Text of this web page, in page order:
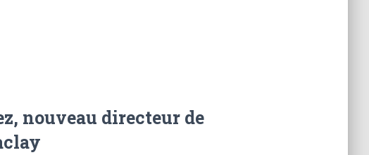
nouveau directeur de